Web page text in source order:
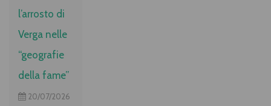
l’arrosto di
Verga nelle
“geografie
della fame”
20/07/2026